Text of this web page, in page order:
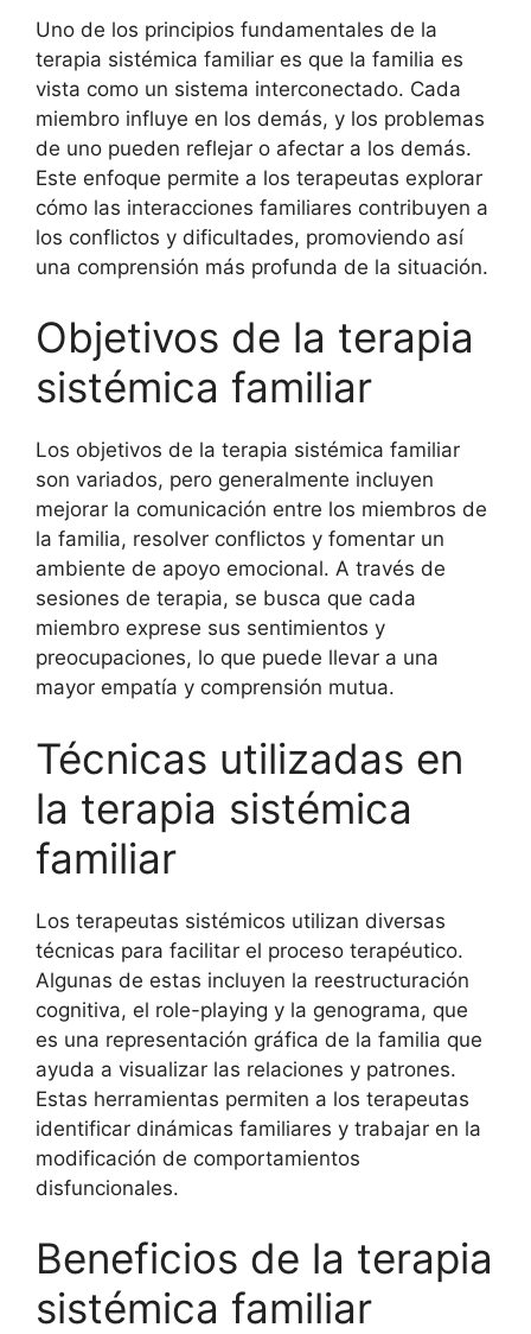
Uno de los principios fundamentales de la
terapia sistémica familiar es que la familia es
vista como un sistema interconectado. Cada
miembro influye en los demás, y los problemas
de uno pueden reflejar o afectar a los demás.
Este enfoque permite a los terapeutas explorar
cómo las interacciones familiares contribuyen a
los conflictos y dificultades, promoviendo así
una comprensión más profunda de la situación.
Objetivos de la terapia
sistémica familiar
Los objetivos de la terapia sistémica familiar
son variados, pero generalmente incluyen
mejorar la comunicación entre los miembros de
la familia, resolver conflictos y fomentar un
ambiente de apoyo emocional. A través de
sesiones de terapia, se busca que cada
miembro exprese sus sentimientos y
preocupaciones, lo que puede llevar a una
mayor empatía y comprensión mutua.
Técnicas utilizadas en
la terapia sistémica
familiar
Los terapeutas sistémicos utilizan diversas
técnicas para facilitar el proceso terapéutico.
Algunas de estas incluyen la reestructuración
cognitiva, el role-playing y la genograma, que
es una representación gráfica de la familia que
ayuda a visualizar las relaciones y patrones.
Estas herramientas permiten a los terapeutas
identificar dinámicas familiares y trabajar en la
modificación de comportamientos
disfuncionales.
Beneficios de la terapia
sistémica familiar